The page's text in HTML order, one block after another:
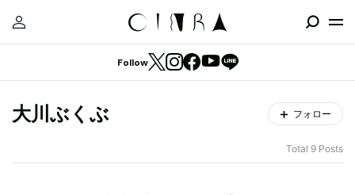
Follow
大川ぶくぶ フォロー
Total 9 Posts